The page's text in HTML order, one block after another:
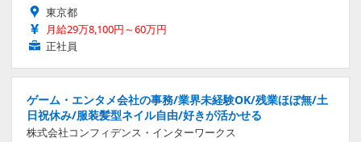
東京都
月給29万8,100円～60万円
正社員
ゲーム・エンタメ会社の事務/業界未経験OK/残業ほぼ無/土
日祝休み/服装髪型ネイル自由/好きが活かせる
株式会社コンフィデンス・インターワークス